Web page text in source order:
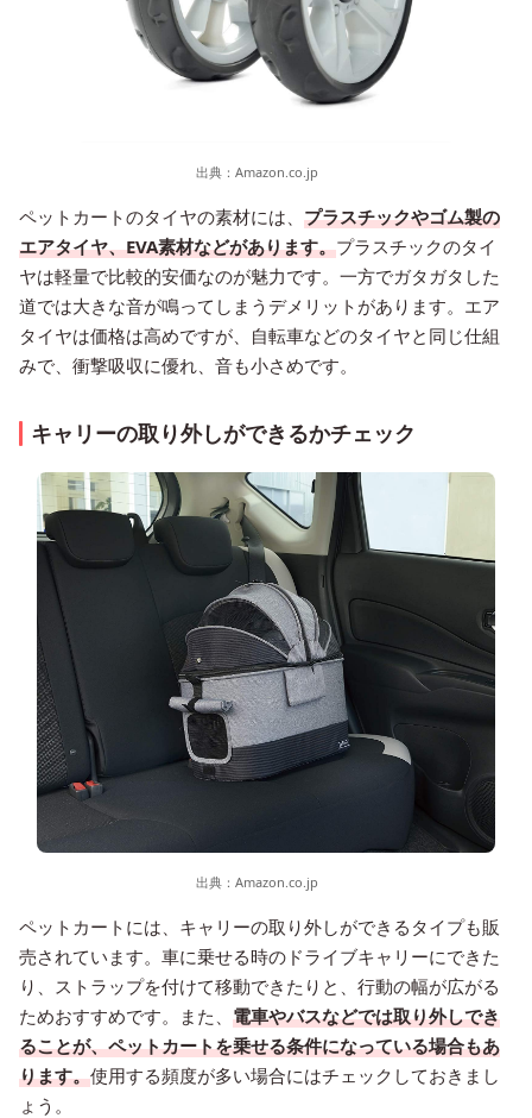
出典： Amazon.co.jp
ペットカートのタイヤの素材には、 プラスチックやゴム製の
エアタイヤ、EVA素材などがあります。プラスチックのタイ
ヤは軽量で比較的安価なのが魅力です。一方でガタガタした
道では大きな音が鳴ってしまうデメリットがあります。エア
タイヤは価格は高めですが、自転車などのタイヤと同じ仕組
みで、衝撃吸収に優れ、音も小さめです。
キャリーの取り外しができるかチェック
出典： Amazon.co.jp
ペットカートには、キャリーの取り外しができるタイプも販
売されています。車に乗せる時のドライブキャリーにできた
り、ストラップを付けて移動できたりと、行動の幅が広がる
ためおすすめです。また、 電車やバスなどでは取り外しでき
ることが、ペットカートを乗せる条件になっている場合もあ
ります。使用する頻度が多い場合にはチェックしておきまし
ょう。